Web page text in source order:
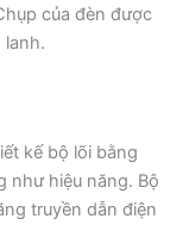
của đèn được
lanh.
kế bộ lõi bằng
như hiệu năng. Bộ
truyền dẫn điện